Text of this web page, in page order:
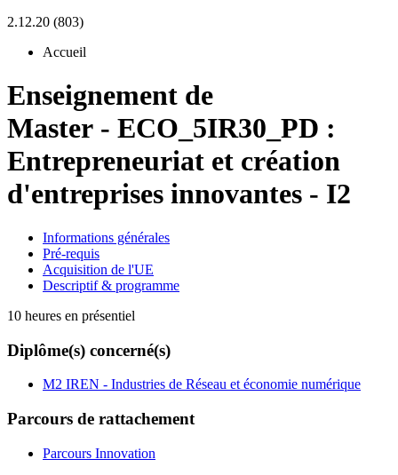
2.12.20 (803)
Accueil
Enseignement de
Master - ECO_5IR30_PD :
Entrepreneuriat et création
d'entreprises innovantes - I2
Informations générales
Pré-requis
Acquisition de l'UE
Descriptif & programme
10 heures en présentiel
Diplôme(s) concerné(s)
M2 IREN - Industries de Réseau et économie numérique
Parcours de rattachement
Parcours Innovation